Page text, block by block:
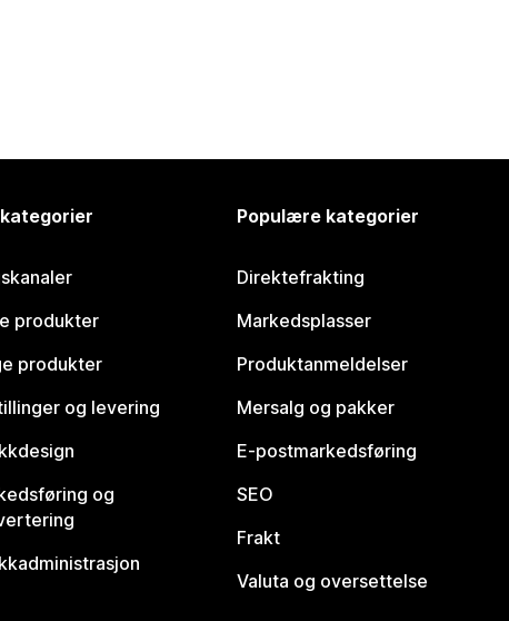
produkter
produkter
og levering
og
Populære kategorier
Direktefrakting
Markedsplasser
Produktanmeldelser
Mersalg og pakker
E-postmarkedsføring
SEO
Frakt
Valuta og oversettelse